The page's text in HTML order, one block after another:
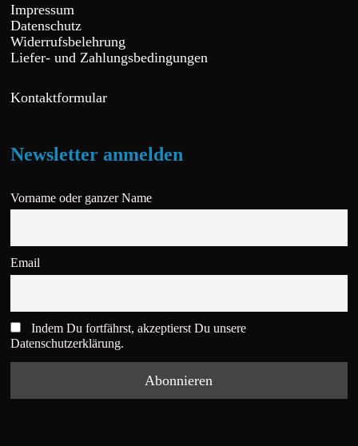
Impressum
Datenschutz
Widerrufsbelehrung
Liefer- und Zahlungsbedingungen
Kontaktformular
Newsletter anmelden
Vorname oder ganzer Name
Email
Indem Du fortfährst, akzeptierst Du unsere
Datenschutzerklärung.